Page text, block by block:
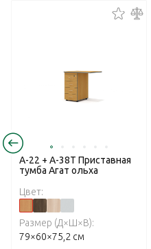
А-22 + А-38Т Приставная
тумба Агат ольха
Цвет:
Размер (Д×Ш×В):
79×60×75,2 см